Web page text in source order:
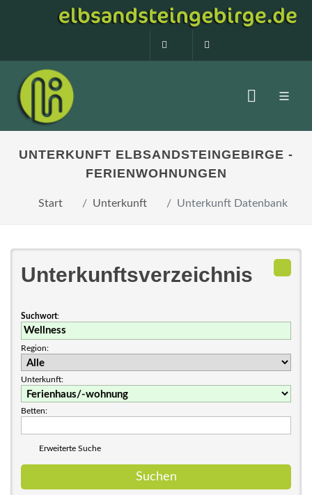
0160 99873408
UNTERKUNFT ELBSANDSTEINGEBIRGE -
FERIENWOHNUNGEN
Start Unterkunft Unterkunft Datenbank
Unterkunftsverzeichnis
Suchwort:
Region:
Unterkunft:
Betten:
Erweiterte Suche